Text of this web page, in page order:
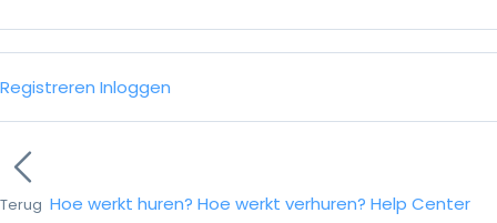
Registreren Inloggen
Terug Hoe werkt huren? Hoe werkt verhuren? Help Center